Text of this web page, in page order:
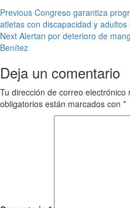
Post
navigation
Previous Congreso garantiza
atletas con discapacidad y adultos
Next Alertan por deterioro de
Benítez
Deja un comentario
Tu dirección de correo electrónico
obligatorios están marcados con *